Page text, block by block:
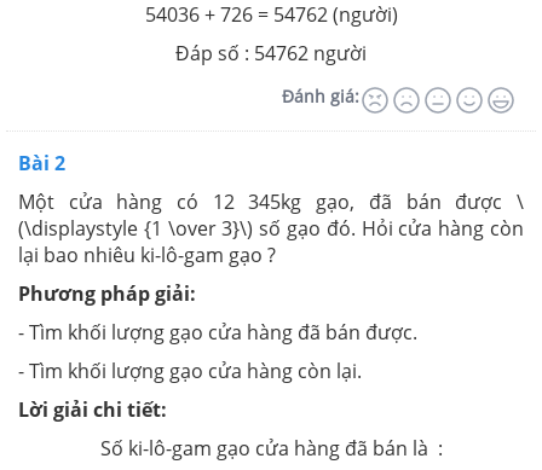
54036 + 726 = 54762 (người)
Đáp số : 54762 người
Đánh giá:
Bài 2
Một cửa hàng có 12 345kg gạo, đã bán được \
(\displaystyle {1 \over 3}\) số gạo đó. Hỏi cửa hàng còn
lại bao nhiêu ki-lô-gam gạo ?
Phương pháp giải:
- Tìm khối lượng gạo cửa hàng đã bán được.
- Tìm khối lượng gạo cửa hàng còn lại.
Lời giải chi tiết:
Số ki-lô-gam gạo cửa hàng đã bán là :